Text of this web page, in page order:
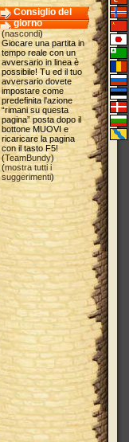
Consiglio del
giorno
(nascondi)
Giocare una partita in
tempo reale con un
avversario in linea è
possibile! Tu ed il tuo
avversario dovete
impostare come
predefinita l'azione
“rimani su questa
pagina” posta dopo il
bottone MUOVI e
ricaricare la pagina
con il tasto F5!
(TeamBundy)
(mostra tutti i
suggerimenti)